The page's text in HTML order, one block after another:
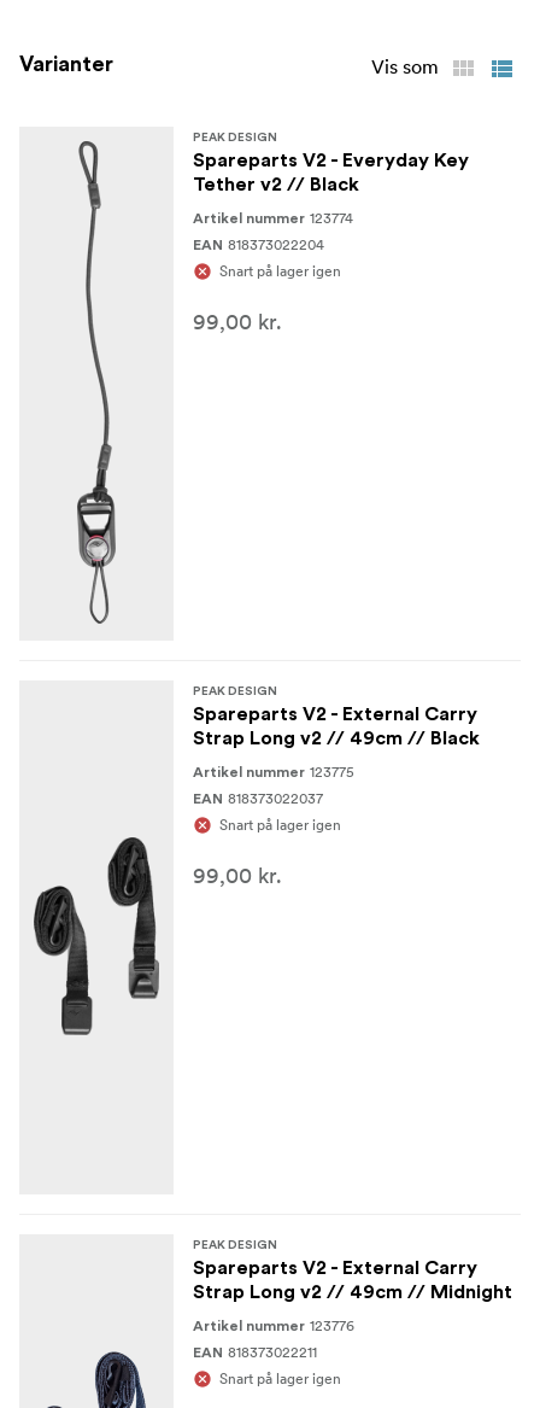
Varianter Vis som
PEAK DESIGN
Spareparts V2 - Everyday Key
Tether v2 // Black
Artikel nummer 123774
EAN 818373022204
Snart på lager igen
99,00 kr.
PEAK DESIGN
Spareparts V2 - External Carry
Strap Long v2 // 49cm // Black
Artikel nummer 123775
EAN 818373022037
Snart på lager igen
99,00 kr.
PEAK DESIGN
Spareparts V2 - External Carry
Strap Long v2 // 49cm // Midnight
Artikel nummer 123776
EAN 818373022211
Snart på lager igen